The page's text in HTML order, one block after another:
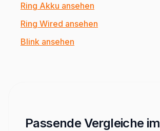
Ring Akku ansehen
Ring Wired ansehen
Blink ansehen
Passende Vergleiche im